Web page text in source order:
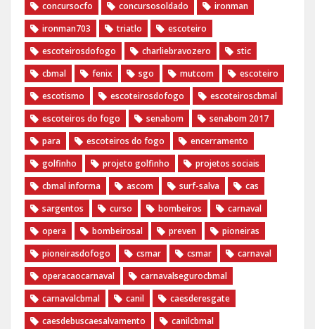
concursocfo
concursosoldado
ironman
ironman703
triatlo
escoteiro
escoteirosdofogo
charliebravozero
stic
cbmal
fenix sgo mutcom
escoteiro
escotismo
escoteirosdofogo
escoteiroscbmal
escoteiros do fogo
senabom
senabom 2017
para
escoteiros do fogo
encerramento
golfinho
projeto golfinho
projetos sociais
cbmal informa
ascom surf-salva
cas
sargentos
curso bombeiros
carnaval
opera
bombeirosal preven
pioneiras
pioneirasdofogo
csmar csmar
carnaval
operacaocarnaval
carnavalsegurocbmal
carnavalcbmal
canil
caesderesgate
caesdebuscaesalvamento
canilcbmal